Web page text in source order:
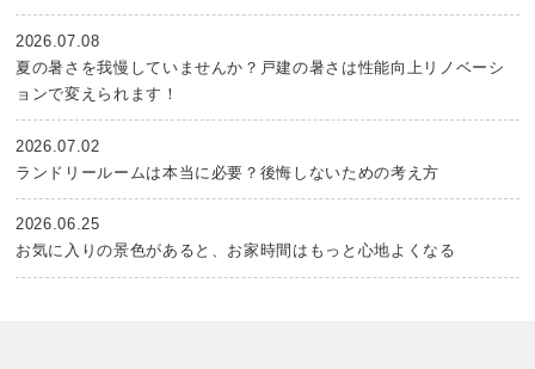
2026.07.08
夏の暑さを我慢していませんか？戸建の暑さは性能向上リノベーシ
ョンで変えられます！
2026.07.02
ランドリールームは本当に必要？後悔しないための考え方
2026.06.25
お気に入りの景色があると、お家時間はもっと心地よくなる